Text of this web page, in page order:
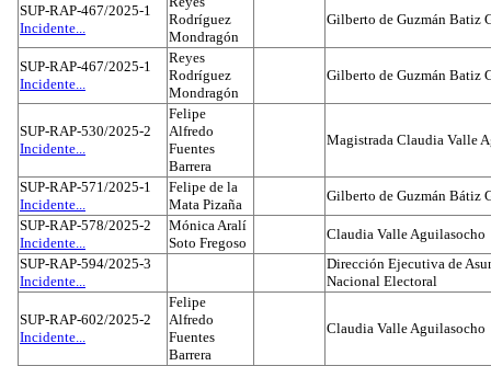
SUP-RAP-467/2025-1
Incidente...
Rodríguez
Mondragón
Gilberto de Guzmán Batiz
SUP-RAP-467/2025-1
Incidente...
Reyes
Rodríguez
Mondragón
Gilberto de Guzmán Batiz
SUP-RAP-530/2025-2
Incidente...
Felipe
Alfredo
Fuentes
Barrera
Magistrada Claudia Valle
SUP-RAP-571/2025-1
Incidente...
Felipe de la
Mata Pizaña
Gilberto de Guzmán Bátiz
SUP-RAP-578/2025-2
Incidente...
Mónica Aralí
Soto Fregoso
Claudia Valle Aguilasocho
SUP-RAP-594/2025-3
Incidente...
Dirección Ejecutiva de
Nacional Electoral
SUP-RAP-602/2025-2
Incidente...
Felipe
Alfredo
Fuentes
Barrera
Claudia Valle Aguilasocho